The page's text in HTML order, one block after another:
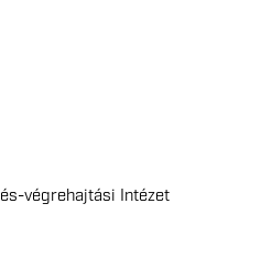
végrehajtási Intézet